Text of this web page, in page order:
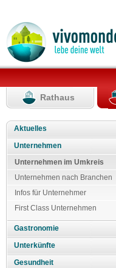
Rathaus
Aktuelles
Unternehmen
Unternehmen im Umkreis
Unternehmen nach Branchen
Infos für Unternehmer
First Class Unternehmen
Gastronomie
Unterkünfte
Gesundheit